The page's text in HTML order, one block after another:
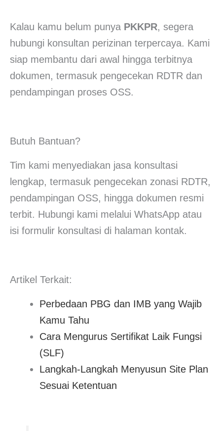
Kalau kamu belum punya PKKPR, segera
hubungi konsultan perizinan terpercaya. Kami
siap membantu dari awal hingga terbitnya
dokumen, termasuk pengecekan RDTR dan
pendampingan proses OSS.
Butuh Bantuan?
Tim kami menyediakan jasa konsultasi
lengkap, termasuk pengecekan zonasi RDTR,
pendampingan OSS, hingga dokumen resmi
terbit. Hubungi kami melalui WhatsApp atau
isi formulir konsultasi di halaman kontak.
Artikel Terkait:
Perbedaan PBG dan IMB yang Wajib
Kamu Tahu
Cara Mengurus Sertifikat Laik Fungsi
(SLF)
Langkah-Langkah Menyusun Site Plan
Sesuai Ketentuan